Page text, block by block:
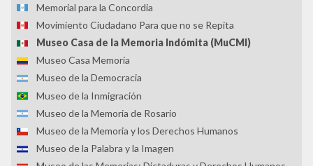
Memorial para la Concordia
Movimiento Ciudadano Para que no se Repita
Museo Casa de la Memoria Indómita (MuCMI)
Museo Casa Memoria
Museo de la Democracia
Museo de la Inmigración
Museo de la Memoria de Rosario
Museo de la Memoria y los Derechos Humanos
Museo de la Palabra y la Imagen